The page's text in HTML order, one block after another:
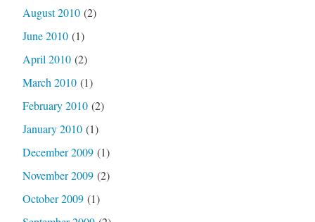
August 2010(2)
June 2010(1)
April 2010(2)
March 2010(1)
February 2010(2)
January 2010(1)
December 2009(1)
November 2009(2)
October 2009(1)